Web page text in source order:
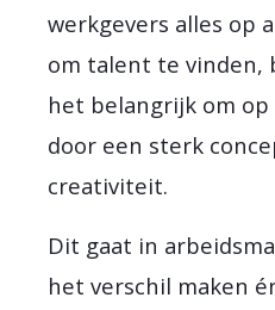
werkgevers alles op
om talent te vinden,
het belangrijk om
door een sterk
creativiteit.
Dit gaat in
het verschil maken